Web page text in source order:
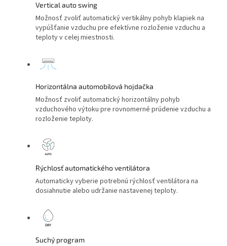
Vertical auto swing
Možnosť zvoliť automatický vertikálny pohyb klapiek na
vypúšťanie vzduchu pre efektívne rozloženie vzduchu a
teploty v celej miestnosti.
Horizontálna automobilová hojdačka
Možnosť zvoliť automatický horizontálny pohyb
vzduchového výtoku pre rovnomerné prúdenie vzduchu a
rozloženie teploty.
Rýchlosť automatického ventilátora
Automaticky vyberie potrebnú rýchlosť ventilátora na
dosiahnutie alebo udržanie nastavenej teploty.
Suchý program